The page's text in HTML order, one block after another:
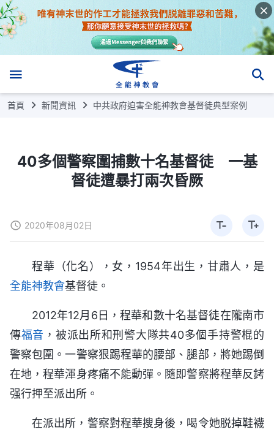
首頁 新聞資訊 中共政府迫害全能神教會基督徒典型案例
40多個警察圍捕數十名基督徒 一基
督徒遭暴打兩次昏厥
2020年08月02日
程華（化名），女，1954年出生，甘肅人，是
全能神教會基督徒。
2012年12月6日，程華和數十名基督徒在隴南市
傳福音 ，被派出所和刑警大隊共40多個手持警棍的
警察包圍。一警察狠踢程華的腰部、腿部，將她踢倒
在地，程華渾身疼痛不能動彈。隨即警察將程華反銬
强行押至派出所。
在派出所，警察對程華搜身後，喝令她脱掉鞋襪